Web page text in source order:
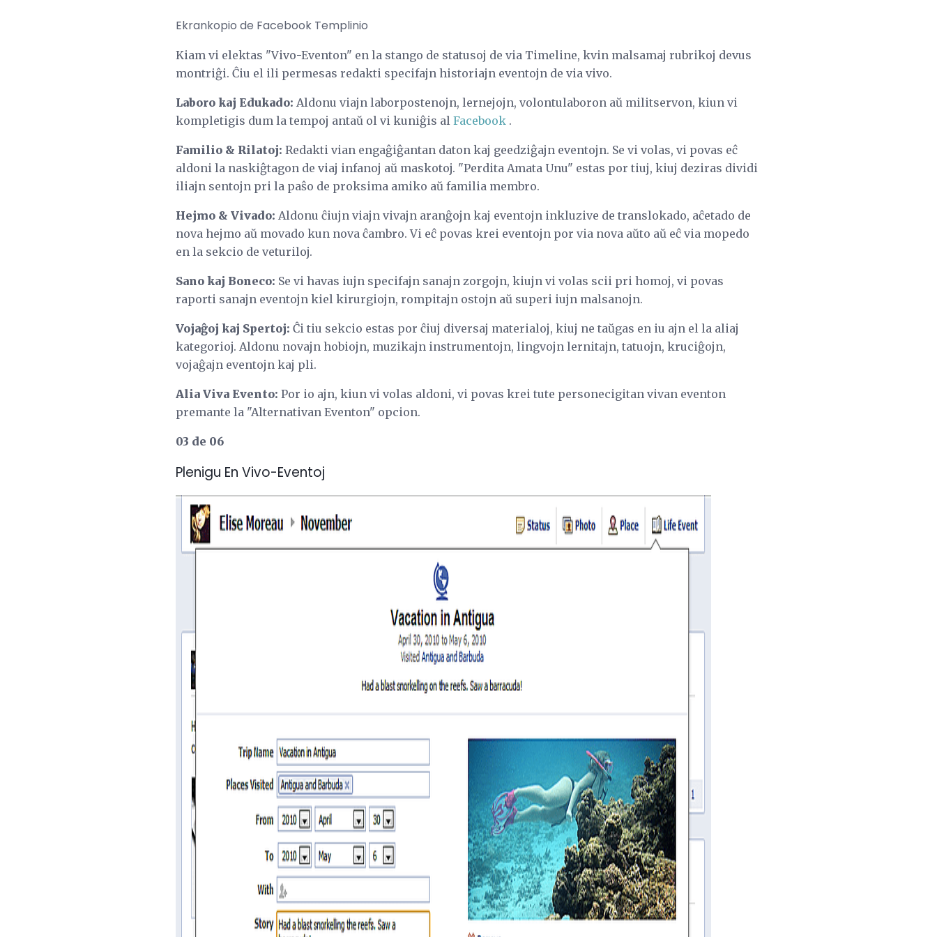
Ekrankopio de Facebook Templinio
Kiam vi elektas "Vivo-Eventon" en la stango de statusoj de via Timeline, kvin malsamaj rubrikoj devus
montriĝi. Ĉiu el ili permesas redakti specifajn historiajn eventojn de via vivo.
Laboro kaj Edukado: Aldonu viajn laborpostenojn, lernejojn, volontulaboron aŭ militservon, kiun vi
kompletigis dum la tempoj antaŭ ol vi kuniĝis al Facebook .
Familio & Rilatoj: Redakti vian engaĝiĝantan daton kaj geedziĝajn eventojn. Se vi volas, vi povas eĉ
aldoni la naskiĝtagon de viaj infanoj aŭ maskotoj. "Perdita Amata Unu" estas por tiuj, kiuj deziras dividi
iliajn sentojn pri la paŝo de proksima amiko aŭ familia membro.
Hejmo & Vivado: Aldonu ĉiujn viajn vivajn aranĝojn kaj eventojn inkluzive de translokado, aĉetado de
nova hejmo aŭ movado kun nova ĉambro. Vi eĉ povas krei eventojn por via nova aŭto aŭ eĉ via mopedo
en la sekcio de veturiloj.
Sano kaj Boneco: Se vi havas iujn specifajn sanajn zorgojn, kiujn vi volas scii pri homoj, vi povas
raporti sanajn eventojn kiel kirurgiojn, rompitajn ostojn aŭ superi iujn malsanojn.
Vojaĝoj kaj Spertoj: Ĉi tiu sekcio estas por ĉiuj diversaj materialoj, kiuj ne taŭgas en iu ajn el la aliaj
kategorioj. Aldonu novajn hobiojn, muzikajn instrumentojn, lingvojn lernitajn, tatuojn, kruciĝojn,
vojaĝajn eventojn kaj pli.
Alia Viva Evento: Por io ajn, kiun vi volas aldoni, vi povas krei tute personecigitan vivan eventon
premante la "Alternativan Eventon" opcion.
03 de 06
Plenigu En Vivo-Eventoj